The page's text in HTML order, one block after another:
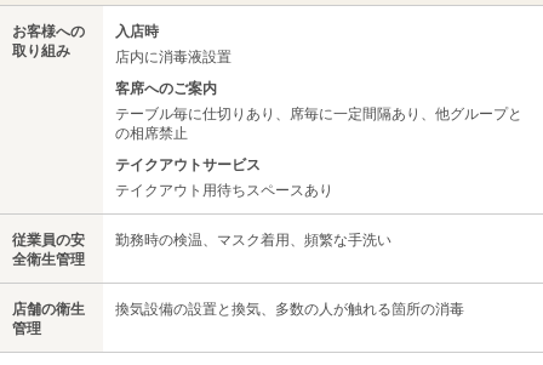
お客様への
取り組み
入店時
店内に消毒液設置
客席へのご案内
テーブル毎に仕切りあり、席毎に一定間隔あり、他グループと
の相席禁止
テイクアウトサービス
テイクアウト用待ちスペースあり
従業員の安
全衛生管理
勤務時の検温、マスク着用、頻繁な手洗い
店舗の衛生
管理
換気設備の設置と換気、多数の人が触れる箇所の消毒